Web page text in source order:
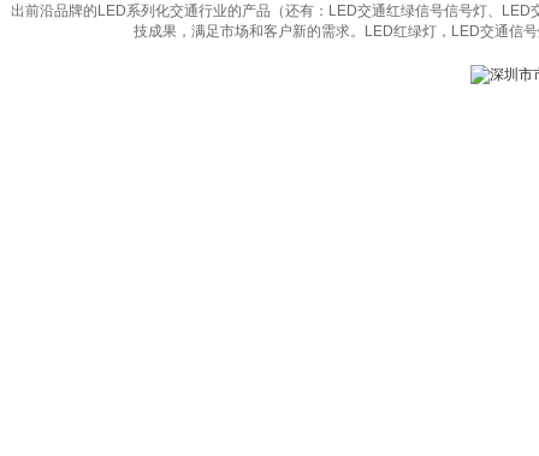
出前沿品牌的LED系列化交通行业的产品（还有：LED交通红绿信号信号灯、
技成果，满足市场和客户新的需求。LED红绿灯，LED交通信